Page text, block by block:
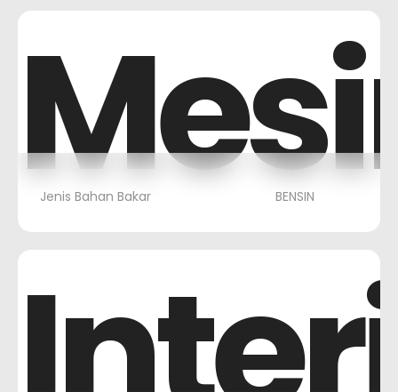
Jenis Bahan Bakar BENSIN